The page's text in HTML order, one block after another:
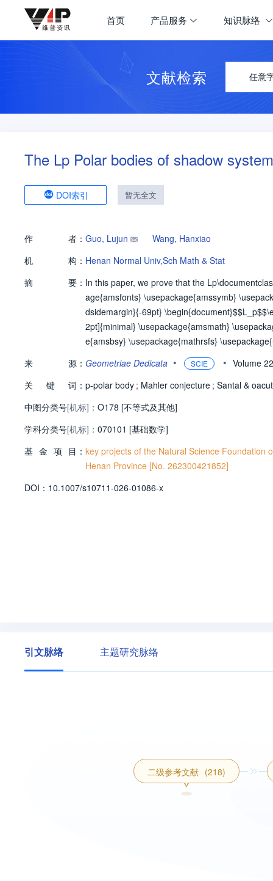
首页 产品服务 知识脉络
文献检索 任意
The Lp Polar bodies of shadow
DOI索引 暂无全文
作 者： Guo, Lujun
Wang, Hanxiao
机
构： Henan Normal Univ,Sch Math & Stat
摘
要： In this paper, we prove that the
age{amsfonts} \usepackage{amssymb}
dsidemargin}{-69pt}
2pt]{minimal} \usepackage{amsmath}
e{amsbsy} \usepackage{mathrsfs}
{document} is convex and the volume of the
ckage{wasysym} \usepackage{amsfonts}
ge{upgreek} \setlength{\oddsidemargin}{-69pt}
age{amsbsy} \usepackage{mathrsfs}
nd{document} is 1n-
n}{-69pt} \begin{document}$$\frac{1}{n-
inequalities. Finally, we present the reverse
age{amsmath} \usepackage{wasysym}
来 源： Geometriae Dedicata • SCIE • Volume
关
键 词： p-polar body ; Mahler conjecture ; Santal &
中图分类号[机标]： O178 [不等式及其他]
学科分类号[机标]： 070101 [基础数学]
基 金 项 目： key projects of the Natural Science Foundation
Henan Province [No. 262300421852]
DOI： 10.1007/s10711-026-01086-x
引文脉络 主题研究脉络
二级参考文献 (218)